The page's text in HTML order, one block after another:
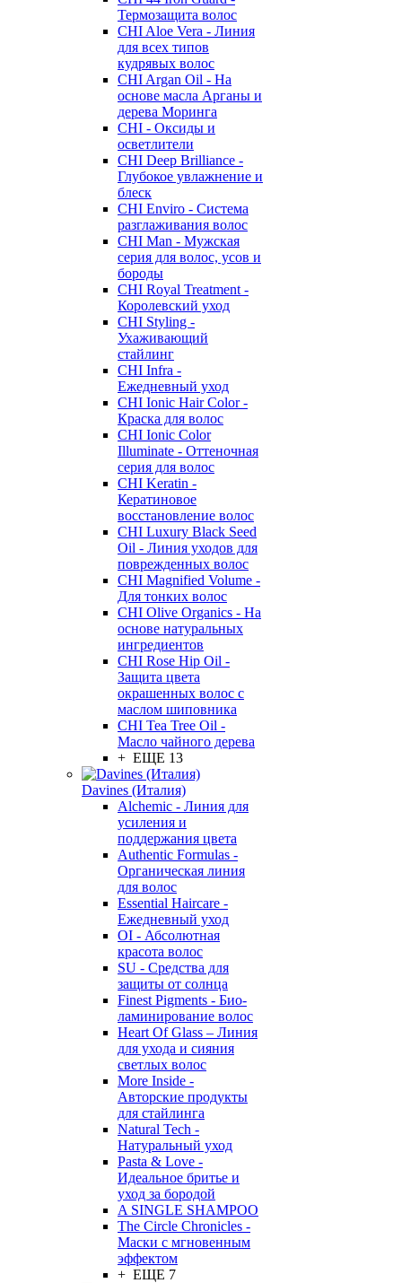
Термозащита волос
CHI Aloe Vera - Линия
для всех типов
кудрявых волос
CHI Argan Oil - На
основе масла Арганы и
дерева Моринга
CHI - Оксиды и
осветлители
CHI Deep Brilliance -
Глубокое увлажнение и
блеск
CHI Enviro - Система
разглаживания волос
CHI Man - Мужская
серия для волос, усов и
бороды
CHI Royal Treatment -
Королевский уход
CHI Styling -
Ухаживающий
стайлинг
CHI Infra -
Ежедневный уход
CHI Ionic Hair Color -
Краска для волос
CHI Ionic Color
Illuminate - Оттеночная
серия для волос
CHI Keratin -
Кератиновое
восстановление волос
CHI Luxury Black Seed
Oil - Линия уходов для
поврежденных волос
CHI Magnified Volume -
Для тонких волос
CHI Olive Organics - На
основе натуральных
ингредиентов
CHI Rose Hip Oil -
Защита цвета
окрашенных волос с
маслом шиповника
CHI Tea Tree Oil -
Масло чайного дерева
+ ЕЩЕ 13
Davines (Италия)
Alchemic - Линия для
усиления и
поддержания цвета
Authentic Formulas -
Органическая линия
для волос
Essential Haircare -
Eжедневный уход
OI - Абсолютная
красота волос
SU - Средства для
защиты от солнца
Finest Pigments - Био-
ламинирование волос
Heart Of Glass – Линия
для ухода и сияния
светлых волос
More Inside -
Авторские продукты
для стайлинга
Natural Tech -
Натуральный уход
Pasta & Love -
Идеальное бритье и
уход за бородой
A SINGLE SHAMPOO
The Circle Chronicles -
Маски с мгновенным
эффектом
+ ЕЩЕ 7